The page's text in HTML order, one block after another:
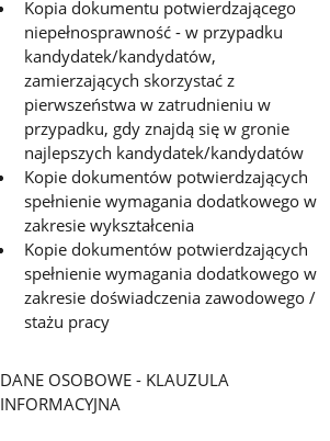
Kopia dokumentu potwierdzającego
niepełnosprawność - w przypadku
kandydatek/kandydatów,
zamierzających skorzystać z
pierwszeństwa w zatrudnieniu w
przypadku, gdy znajdą się w gronie
najlepszych kandydatek/kandydatów
Kopie dokumentów potwierdzających
spełnienie wymagania dodatkowego w
zakresie wykształcenia
Kopie dokumentów potwierdzających
spełnienie wymagania dodatkowego w
zakresie doświadczenia zawodowego /
stażu pracy
DANE OSOBOWE - KLAUZULA
INFORMACYJNA